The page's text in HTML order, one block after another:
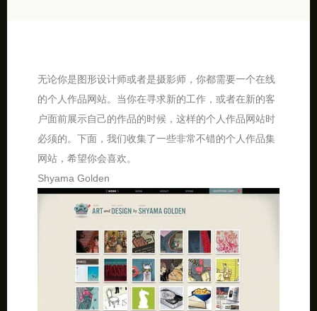
无论你是图形设计师或者是摄影师，你都需要一个在线
的个人作品网站。当你在寻求新的工作，或者在新的客
户面前展示自己的作品的时候，这样的个人作品网站时
必须的。下面，我们收集了一些非常不错的个人作品集
网站，希望你会喜欢。
Shyama Golden